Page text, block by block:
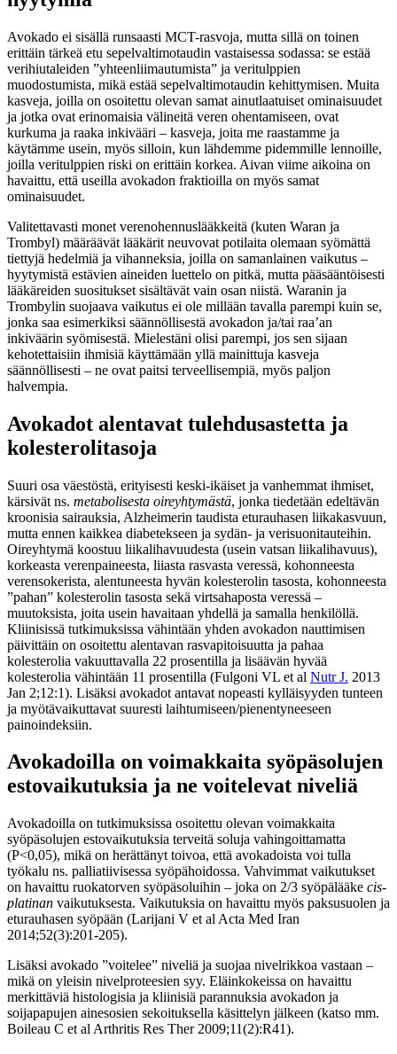
Avokado ei sisällä runsaasti MCT-rasvoja, mutta sillä on toinen
erittäin tärkeä etu sepelvaltimotaudin vastaisessa sodassa: se estää
verihiutaleiden ”yhteenliimautumista” ja veritulppien
muodostumista, mikä estää sepelvaltimotaudin kehittymisen. Muita
kasveja, joilla on osoitettu olevan samat ainutlaatuiset ominaisuudet
ja jotka ovat erinomaisia ​välineitä veren ohentamiseen, ovat
kurkuma ja raaka inkivääri – kasveja, joita me raastamme ja
käytämme usein, myös silloin, kun lähdemme pidemmille lennoille,
joilla veritulppien riski on erittäin korkea. Aivan viime aikoina on
havaittu, että useilla avokadon fraktioilla on myös samat
ominaisuudet.
Valitettavasti monet verenohennuslääkkeitä (kuten Waran ja
Trombyl) määräävät lääkärit neuvovat potilaita olemaan syömättä
tiettyjä hedelmiä ja vihanneksia, joilla on samanlainen vaikutus –
hyytymistä estävien aineiden luettelo on pitkä, mutta pääsääntöisesti
lääkäreiden suositukset sisältävät vain osan niistä. Waranin ja
Trombylin suojaava vaikutus ei ole millään tavalla parempi kuin se,
jonka saa esimerkiksi säännöllisestä avokadon ja/tai raa’an
inkiväärin syömisestä. Mielestäni olisi parempi, jos sen sijaan
kehotettaisiin ihmisiä käyttämään yllä mainittuja kasveja
säännöllisesti – ne ovat paitsi terveellisempiä, myös paljon
halvempia.
Avokadot alentavat tulehdusastetta ja
kolesterolitasoja
Suuri osa väestöstä, erityisesti keski-ikäiset ja vanhemmat ihmiset,
kärsivät ns. metabolisesta oireyhtymästä, jonka tiedetään edeltävän
kroonisia sairauksia, Alzheimerin taudista eturauhasen liikakasvuun,
mutta ennen kaikkea diabetekseen ja sydän- ja verisuonitauteihin.
Oireyhtymä koostuu liikalihavuudesta (usein vatsan liikalihavuus),
korkeasta verenpaineesta, liiasta rasvasta veressä, kohonneesta
verensokerista, alentuneesta hyvän kolesterolin tasosta, kohonneesta
”pahan” kolesterolin tasosta sekä virtsahaposta veressä –
muutoksista, joita usein havaitaan yhdellä ja samalla henkilöllä.
Kliinisissä tutkimuksissa vähintään yhden avokadon nauttimisen
päivittäin on osoitettu alentavan rasvapitoisuutta ja pahaa
kolesterolia vakuuttavalla 22 prosentilla ja lisäävän hyvää
kolesterolia vähintään 11 prosentilla (Fulgoni VL et al Nutr J. 2013
Jan 2;12:1). Lisäksi avokadot antavat nopeasti kylläisyyden tunteen
ja myötävaikuttavat suuresti laihtumiseen/pienentyneeseen
painoindeksiin.
Avokadoilla on voimakkaita syöpäsolujen
estovaikutuksia ja ne voitelevat niveliä
Avokadoilla on tutkimuksissa osoitettu olevan voimakkaita
syöpäsolujen estovaikutuksia terveitä soluja vahingoittamatta
(P<0,05), mikä on herättänyt toivoa, että avokadoista voi tulla
työkalu ns. palliatiivisessa syöpähoidossa. Vahvimmat vaikutukset
on havaittu ruokatorven syöpäsoluihin – joka on 2/3 syöpälääke cis-
platinan vaikutuksesta. Vaikutuksia on havaittu myös paksusuolen ja
eturauhasen syöpään (Larijani V et al Acta Med Iran
2014;52(3):201-205).
Lisäksi avokado ”voitelee” niveliä ja suojaa nivelrikkoa vastaan ​​–
mikä on yleisin nivelproteesien syy. Eläinkokeissa on havaittu
merkittäviä histologisia ja kliinisiä parannuksia avokadon ja
soijapapujen ainesosien sekoituksella käsittelyn jälkeen (katso mm.
Boileau C et al Arthritis Res Ther 2009;11(2):R41).